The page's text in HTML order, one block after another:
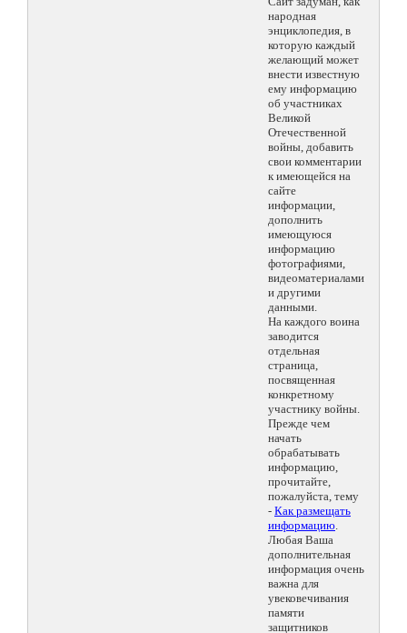
народная
энциклопедия, в
которую каждый
желающий может
внести известную
ему информацию
об участниках
Великой
Отечественной
войны, добавить
свои комментарии
к имеющейся на
сайте
информации,
дополнить
имеющуюся
информацию
фотографиями,
видеоматериалами
и другими
данными.
На каждого воина
заводится
отдельная
страница,
посвященная
конкретному
участнику войны.
Прежде чем
начать
обрабатывать
информацию,
прочитайте,
пожалуйста, тему
- Как размещать
информацию.
Любая Ваша
дополнительная
информация очень
важна для
увековечивания
памяти
защитников